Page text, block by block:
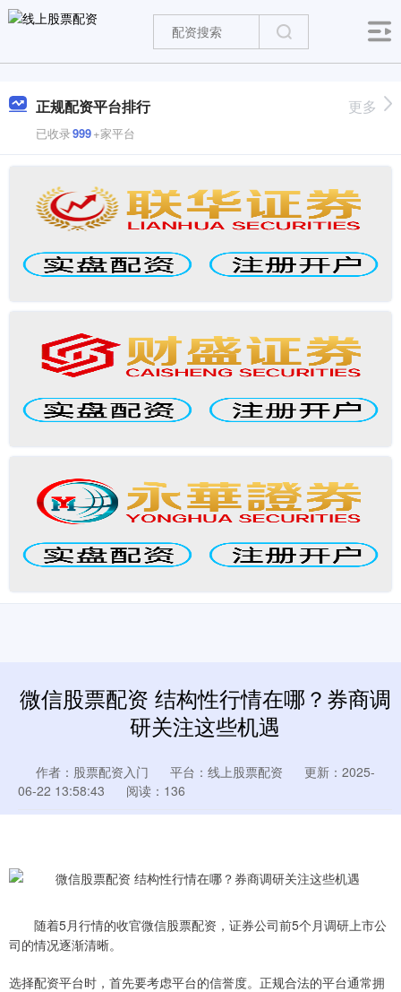
正规配资平台排行
已收录999+家平台
更多
微信股票配资 结构性行情在哪？券商调
研关注这些机遇
作者：股票配资入门 平台：线上股票配资
更新：2025-
06-22 13:58:43
阅读：136
随着5月行情的收官微信股票配资，证券公司前5个月调研上市公
司的情况逐渐清晰。
选择配资平台时，首先要考虑平台的信誉度。正规合法的平台通常拥